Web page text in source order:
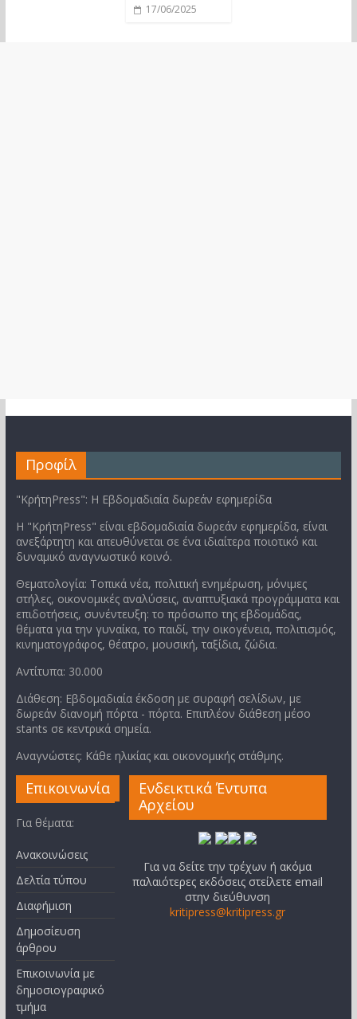
17/06/2025
Προφίλ
"ΚρήτηPress": Η Εβδομαδιαία δωρεάν εφημερίδα
Η "ΚρήτηPress" είναι εβδομαδιαία δωρεάν εφημερίδα, είναι
ανεξάρτητη και απευθύνεται σε ένα ιδιαίτερα ποιοτικό και
δυναμικό αναγνωστικό κοινό.
Θεματολογία: Τοπικά νέα, πολιτική ενημέρωση, μόνιμες
στήλες, οικονομικές αναλύσεις, αναπτυξιακά προγράμματα και
επιδοτήσεις, συνέντευξη: το πρόσωπο της εβδομάδας,
θέματα για την γυναίκα, το παιδί, την οικογένεια, πολιτισμός,
κινηματογράφος, θέατρο, μουσική, ταξίδια, ζώδια.
Αντίτυπα: 30.000
Διάθεση: Εβδομαδιαία έκδοση με συραφή σελίδων, με
δωρεάν διανομή πόρτα - πόρτα. Επιπλέον διάθεση μέσο
stants σε κεντρικά σημεία.
Αναγνώστες: Κάθε ηλικίας και οικονομικής στάθμης.
Επικοινωνία
Για θέματα:
Ανακοινώσεις
Δελτία τύπου
Διαφήμιση
Δημοσίευση
άρθρου
Επικοινωνία με
δημοσιογραφικό
τμήμα
Ενδεικτικά Έντυπα
Αρχείου
Για να δείτε την τρέχων ή ακόμα
παλαιότερες εκδόσεις στείλετε email
στην διεύθυνση
kritipress@kritipress.gr